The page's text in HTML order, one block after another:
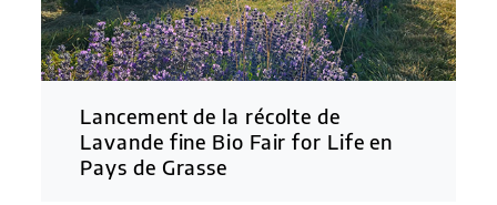
Lancement de la récolte de
Lavande fine Bio Fair for Life en
Pays de Grasse